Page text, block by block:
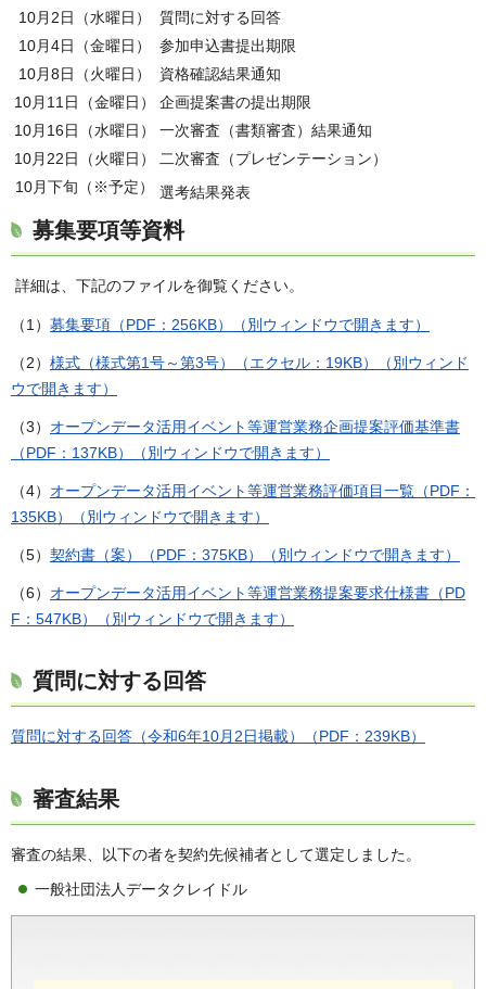
10月2日（水曜日）
質問に対する回答
10月4日（金曜日）
参加申込書提出期限
10月8日（火曜日）
資格確認結果通知
10月11日（金曜日）
企画提案書の提出期限
10月16日（水曜日）
一次審査（書類審査）結果通知
10月22日（火曜日）
二次審査（プレゼンテーション）
10月下旬（※予定）
選考結果発表
募集要項等資料
詳細は、下記のファイルを御覧ください。
（1） 募集要項（PDF：256KB）（別ウィンドウで開きます）
（2） 様式（様式第1号～第3号）（エクセル：19KB）（別ウィンド
ウで開きます）
（3） オープンデータ活用イベント等運営業務企画提案評価基準書
（PDF：137KB）（別ウィンドウで開きます）
（4） オープンデータ活用イベント等運営業務評価項目一覧（PDF：
135KB）（別ウィンドウで開きます）
（5） 契約書（案）（PDF：375KB）（別ウィンドウで開きます）
（6） オープンデータ活用イベント等運営業務提案要求仕様書（PD
F：547KB）（別ウィンドウで開きます）
質問に対する回答
質問に対する回答（令和6年10月2日掲載）（PDF：239KB）
審査結果
審査の結果、以下の者を契約先候補者として選定しました。
一般社団法人データクレイドル